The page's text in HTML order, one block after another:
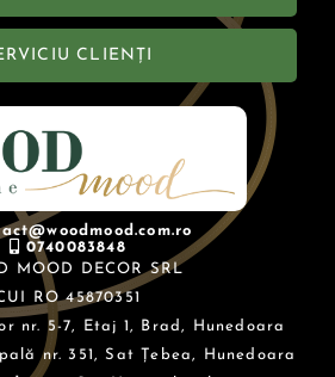
CLIENȚI
0740083848
MOOD DECOR SRL
RO 45870351
nr. 5-7, Etaj 1, Brad, Hunedoara
nr. 351, Sat Țebea, Hunedoara